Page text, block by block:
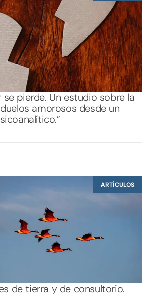
se pierde. Un estudio sobre la
amorosos desde un
ARTÍCULOS
de tierra y de consultorio.